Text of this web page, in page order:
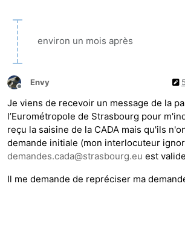
environ un mois après
Hors-ligne
Envy
Je viens de recevoir un message de la
l’Eurométropole de Strasbourg pour
reçu la saisine de la CADA mais qu'ils
demande initiale (mon interlocuteur
demandes.cada@strasbourg.eu est
Il me demande de repréciser ma